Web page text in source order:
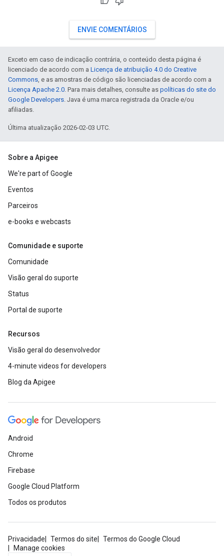
ENVIE COMENTÁRIOS
Exceto em caso de indicação contrária, o conteúdo desta página é
licenciado de acordo com a Licença de atribuição 4.0 do Creative
Commons, e as amostras de código são licenciadas de acordo com a
Licença Apache 2.0. Para mais detalhes, consulte as políticas do site do
Google Developers. Java é uma marca registrada da Oracle e/ou
afiliadas.
Última atualização 2026-02-03 UTC.
Sobre a Apigee
We're part of Google
Eventos
Parceiros
e-books e webcasts
Comunidade e suporte
Comunidade
Visão geral do suporte
Status
Portal de suporte
Recursos
Visão geral do desenvolvedor
4-minute videos for developers
Blog da Apigee
Android
Chrome
Firebase
Google Cloud Platform
Todos os produtos
Privacidade Termos do site
Termos do Google Cloud
Manage cookies